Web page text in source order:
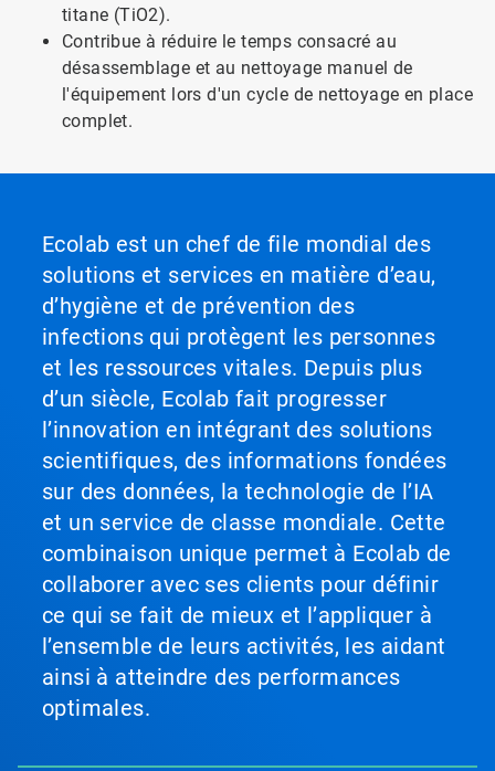
titane (TiO2).
Contribue à réduire le temps consacré au
désassemblage et au nettoyage manuel de
l'équipement lors d'un cycle de nettoyage en place
complet.
Ecolab est un chef de file mondial des
solutions et services en matière d’eau,
d’hygiène et de prévention des
infections qui protègent les personnes
et les ressources vitales. Depuis plus
d’un siècle, Ecolab fait progresser
l’innovation en intégrant des solutions
scientifiques, des informations fondées
sur des données, la technologie de l’IA
et un service de classe mondiale. Cette
combinaison unique permet à Ecolab de
collaborer avec ses clients pour définir
ce qui se fait de mieux et l’appliquer à
l’ensemble de leurs activités, les aidant
ainsi à atteindre des performances
optimales.